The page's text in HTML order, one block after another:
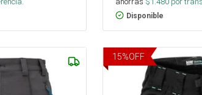
Disponible
15%OFF